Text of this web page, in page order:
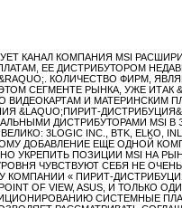
КАНАЛ КОМПАНИЯ MSI
ЕЕ ДИСТРИБУТОРОМ
КОЛИЧЕСТВО ФИРМ,
СЕГМЕНТЕ РЫНКА, УЖЕ ИТАК
ВИДЕОКАРТАМ И МАТЕРИНСКИМ
&LAQUO;ПИРИТ-
ДИСТРИБУТОРАМИ MSI В
3LOGIC INC., BTK, ELKO,
ДОБАВЛЕНИЕ ЕЩЕ ОДНОЙ
УКРЕПИТЬ ПОЗИЦИИ MSI НА
ЧУВСТВУЮТ СЕБЯ НЕ
КОМПАНИИ « ПИРИТ-
OF VIEW, ASUS, И ТОЛЬКО
СИСТЕМНЫЕ